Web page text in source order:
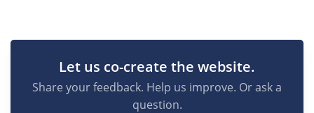
Let us co-create the website.
Share your feedback. Help us improve. Or ask a
question.